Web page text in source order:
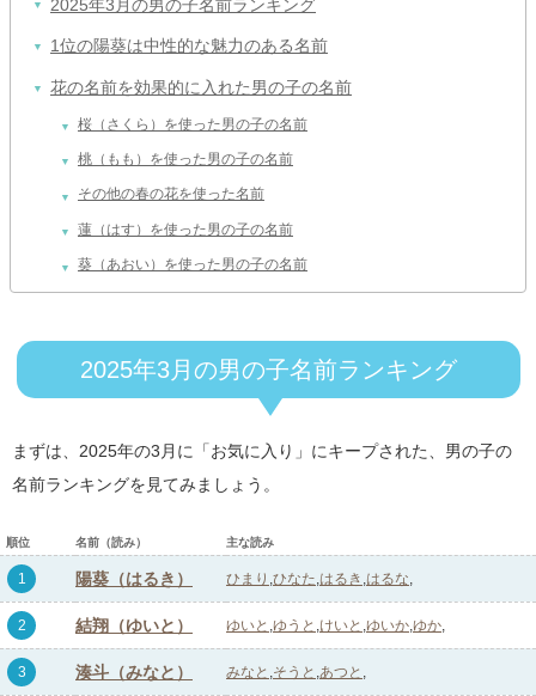
2025年3月の男の子名前ランキング
1位の陽葵は中性的な魅力のある名前
花の名前を効果的に入れた男の子の名前
桜（さくら）を使った男の子の名前
桃（もも）を使った男の子の名前
その他の春の花を使った名前
蓮（はす）を使った男の子の名前
葵（あおい）を使った男の子の名前
2025年3月の男の子名前ランキング
まずは、2025年の3月に「お気に入り」にキープされた、男の子の
名前ランキングを見てみましょう。
順位 名前（読み） 主な読み
1 陽葵（はるき） ひまり ひなた はるき はるな
2 結翔（ゆいと） ゆいと ゆうと けいと ゆいか ゆか
3 湊斗（みなと） みなと そうと あつと